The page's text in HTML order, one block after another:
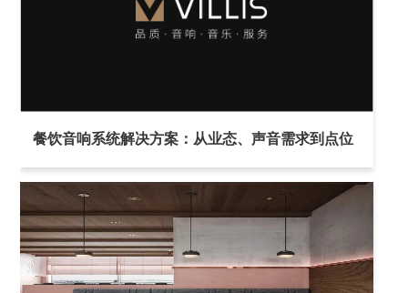
餐饮音响系统解决方案：从业态、声音需求到点位
布置与设备选型